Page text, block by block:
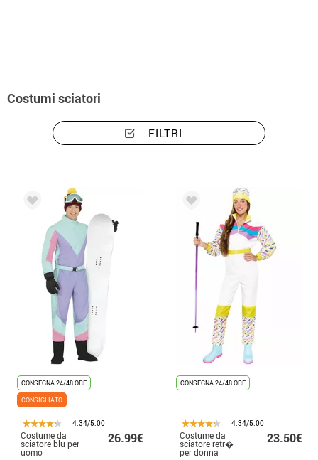
Costumi sciatori
FILTRI
CONSEGNA 24/48 ORE
CONSIGLIATO
4.34/5.00
Costume da
sciatore blu per
uomo
26.99€
CONSEGNA 24/48 ORE
4.34/5.00
Costume da
sciatore retr�
per donna
23.50€